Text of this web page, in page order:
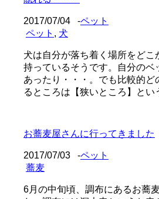
2017/07/04 -ペット
ペット , 犬
犬は自分が落ち着く場所をど
持っているそうです。自分のベ
あったり・・・。でも比較的ど
るところは【狭いところ】と
お蕎麦屋さんに行ってきました
2017/07/03 -ペット
蕎麦
6月の中旬頃、調布にあるお蕎